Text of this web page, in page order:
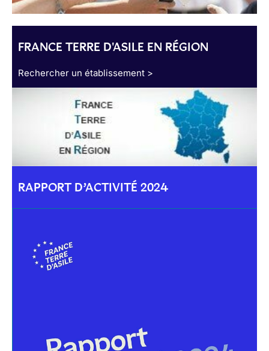
FRANCE TERRE D'ASILE EN RÉGION
Rechercher un établissement >
RAPPORT D’ACTIVITÉ 2024